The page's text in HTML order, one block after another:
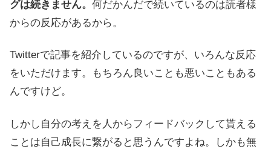
グは続きません。 何だかんだで続いているのは読者様
からの反応があるから。
Twitterで記事を紹介しているのですが、いろんな反応
をいただけます。もちろん良いことも悪いこともある
んですけど。
しかし自分の考えを人からフィードバックして貰える
ことは自己成長に繋がると思うんですよね。しかも無